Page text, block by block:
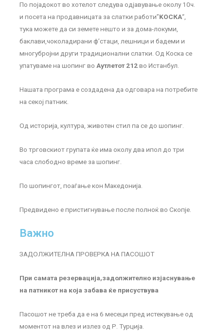
По појадокот во хотелот следува одјавување околу 10ч.
и посета на продавницата за слатки работи”KOСКА“,
тука можете да си земете нешто и за дома-локуми,
баклави,чоколадирани ф’стаци, лешници и бадеми и
многубројни други традиционални слатки. Од Коска се
упатуваме на шопинг во Аутлетот 212во Истанбул.
Нашата програма е создадена да одговара на потребите
на секој патник.
Од историја, култура, животен стил па се до шопинг.
Во трговскиот групата ќе има околу два ипол до три
часа слободно време за шопинг.
По шопингот, поаѓање кон Македонија.
Предвидено е пристигнување после полноќ во Скопје.
Важно
ЗАДОЛЖИТЕЛНА ПРОВЕРКА НА ПАСОШОТ
При самата резервација,задолжително изјаснување
на патникот на која забава ќе присуствува
Пасошот не треба да е на 6 месеци пред истекување од
моментот на влез и излез од Р. Турцијa.